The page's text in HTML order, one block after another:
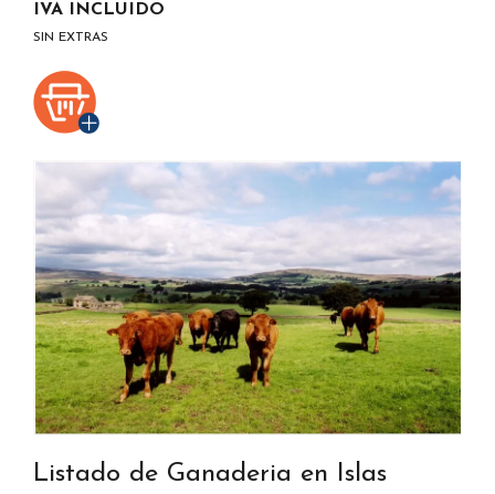
IVA INCLUIDO
SIN EXTRAS
Listado de Ganaderia en Islas